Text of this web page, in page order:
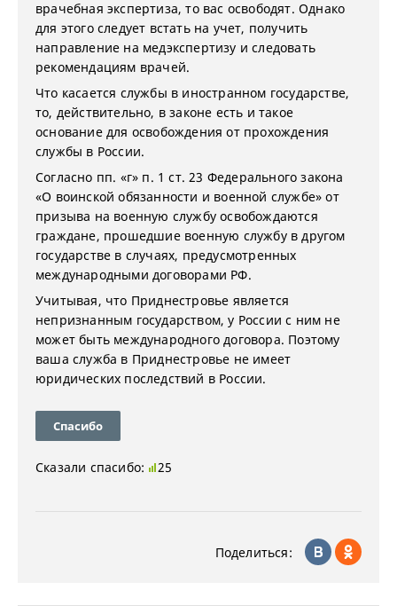
врачебная экспертиза, то вас освободят. Однако
для этого следует встать на учет, получить
направление на медэкспертизу и следовать
рекомендациям врачей.
Что касается службы в иностранном государстве,
то, действительно, в законе есть и такое
основание для освобождения от прохождения
службы в России.
Согласно пп. «г» п. 1 ст. 23 Федерального закона
«О воинской обязанности и военной службе» от
призыва на военную службу освобождаются
граждане, прошедшие военную службу в другом
государстве в случаях, предусмотренных
международными договорами РФ.
Учитывая, что Приднестровье является
непризнанным государством, у России с ним не
может быть международного договора. Поэтому
ваша служба в Приднестровье не имеет
юридических последствий в России.
Спасибо
Сказали спасибо: 25
Поделиться: